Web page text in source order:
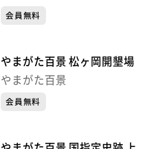
会員無料
やまがた百景 松ヶ岡開墾場
やまがた百景
会員無料